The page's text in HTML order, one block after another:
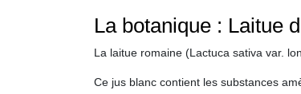
La botanique : Laitue
La laitue romaine (Lactuca sativa var.
Ce jus blanc contient les substances